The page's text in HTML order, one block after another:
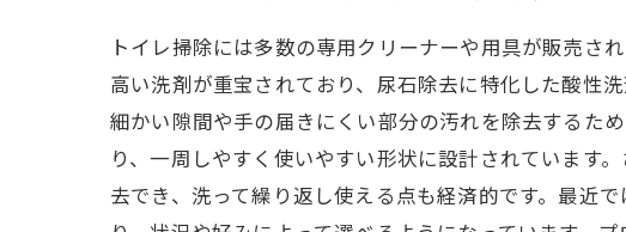
トイレ掃除には多数の専用クリーナーや用具が販売さ
高い洗剤が重宝されており、尿石除去に特化した酸性
細かい隙間や手の届きにくい部分の汚れを除去するた
り、一周しやすく使いやすい形状に設計されています
去でき、洗って繰り返し使える点も経済的です。最近